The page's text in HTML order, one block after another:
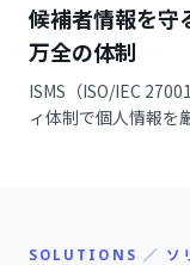
候補者情報を守
万全の体制
ISMS（ISO/IEC
ィ体制で個人情報を
SOLUTIONS ／ ソ